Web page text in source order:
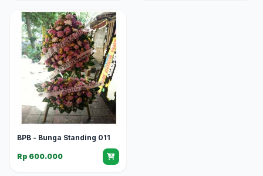
BPB - Bunga Standing 011
Rp 600.000